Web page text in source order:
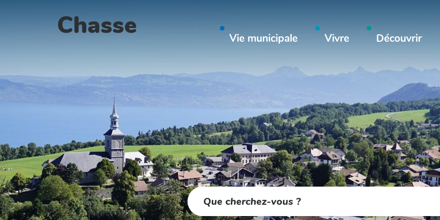
Chasse Vie municipale Vivre Découvrir
Rechercher